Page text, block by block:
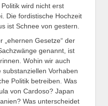
wird nicht erst
Die fordistische Hochzeit
ist Schnee von gestern.
„ehernen Gesetze“ der
genannt, ist
Wohin wir auch
Vorhaben
Politik betreiben. Was
von Cardoso? Japan
Was unterscheidet